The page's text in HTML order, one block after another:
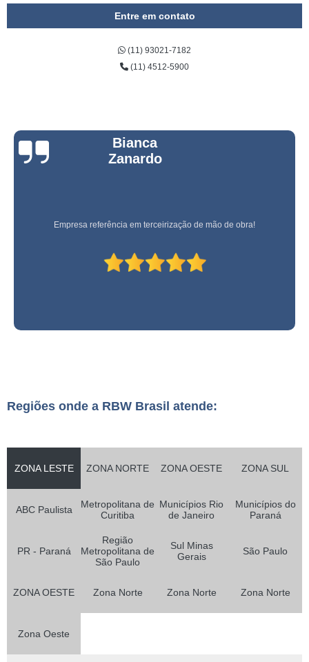
Entre em contato
(11) 93021-7182
(11) 4512-5900
Bianca
Zanardo
Empresa referência em terceirização de mão de obra!
Regiões onde a RBW Brasil atende:
ZONA LESTE ZONA NORTE ZONA OESTE ZONA SUL
ABC Paulista
Metropolitana de
Curitiba
Municípios Rio
de Janeiro
Municípios do
Paraná
PR - Paraná
Região
Metropolitana de
São Paulo
Sul Minas
Gerais
São Paulo
ZONA OESTE Zona Norte Zona Norte Zona Norte
Zona Oeste